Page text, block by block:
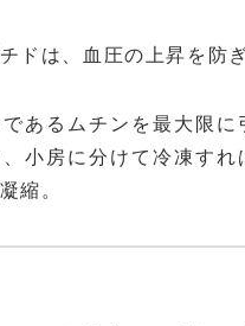
ドは、血圧の上昇を防
あるムチンを最大限に
小房に分けて冷凍すれ
縮。